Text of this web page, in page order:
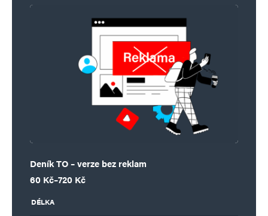
Deník TO – verze bez reklam
60 Kč–720 Kč
Rozpětí cen: 60 Kč až 720 Kč
DÉLKA